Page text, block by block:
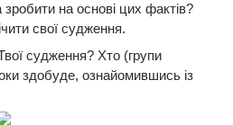
на основі цих фактів?
свої судження.
судження? Хто (групи
здобуде, ознайомившись із